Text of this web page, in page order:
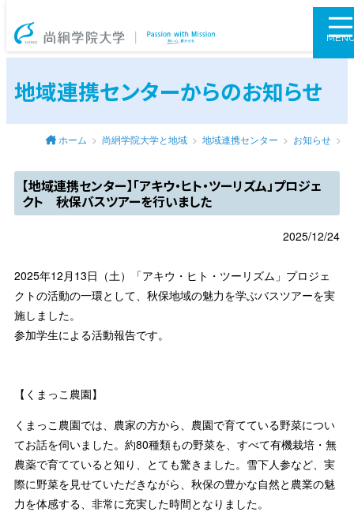
尚絅学院大学
地域連携センターからのお知らせ
ホーム 尚絅学院大学と地域 地域連携センター お知らせ
【地域連携センター】「アキウ・ヒト・ツーリズム」プロジェ
クト 秋保バスツアーを行いました
2025/12/24
2025年12月13日（土）「アキウ・ヒト・ツーリズム」プロジェ
クトの活動の一環として、秋保地域の魅力を学ぶバスツアーを実
施しました。
参加学生による活動報告です。
【くまっこ農園】
くまっこ農園では、農家の方から、農園で育てている野菜につい
てお話を伺いました。約80種類もの野菜を、すべて有機栽培・無
農薬で育てていると知り、とても驚きました。雪下人参など、実
際に野菜を見せていただきながら、秋保の豊かな自然と農業の魅
力を体感する、非常に充実した時間となりました。